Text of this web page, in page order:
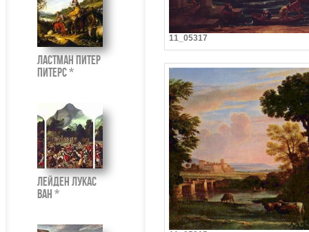
Ластман Питер
Питерс *
Лейден Лукас
ван *
11_05317